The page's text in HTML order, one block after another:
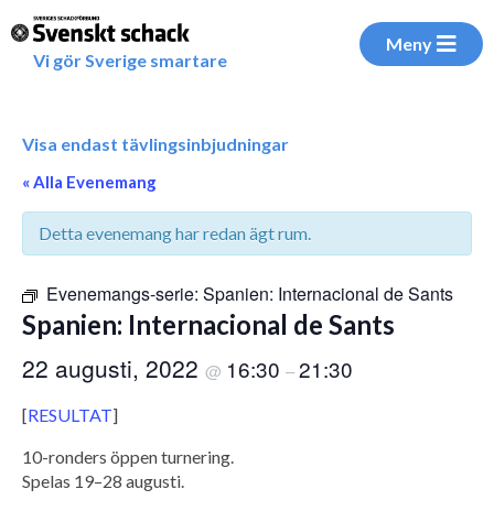
Vi gör Sverige smartare
Meny
Visa endast tävlingsinbjudningar
« Alla Evenemang
Detta evenemang har redan ägt rum.
Evenemangs-serie: Spanien: Internacional de Sants
Spanien: Internacional de Sants
22 augusti, 2022 @ 16:30 –21:30
[RESULTAT]
10-ronders öppen turnering.
Spelas 19–28 augusti.